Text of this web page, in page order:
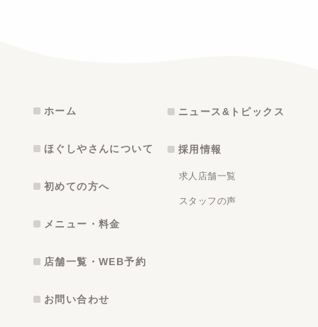
ホーム
ほぐしやさんについて
初めての方へ
メニュー・料金
店舗一覧・WEB予約
お問い合わせ
ニュース&トピックス
採用情報
求人店舗一覧
スタッフの声